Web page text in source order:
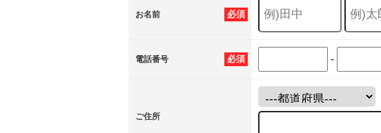
必須
お名前
必須
電話番号 -
ご住所